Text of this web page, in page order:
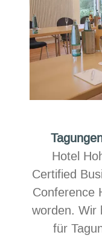
Hotel
Certified
Conference
worden. Wir
für